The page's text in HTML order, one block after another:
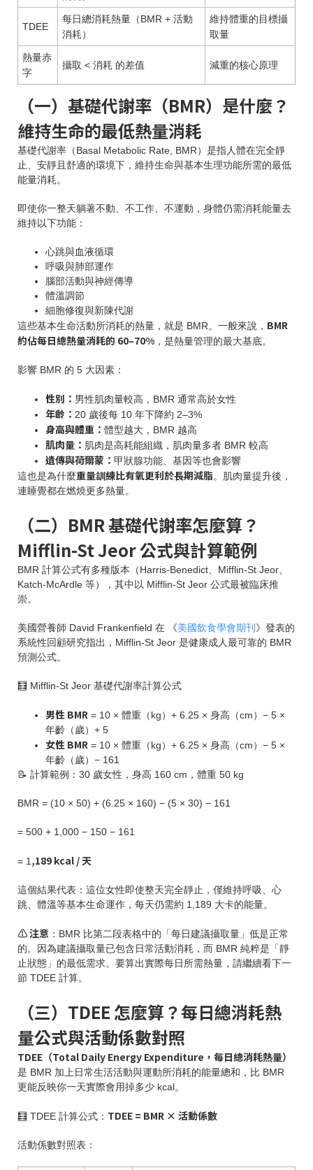
TDEE
每日總消耗熱量（BMR + 活動
消耗）
維持體重的目標攝
取量
熱量赤
字
攝取 < 消耗 的差值 減重的核心原理
（一）基礎代謝率（BMR）是什麼？
維持生命的最低熱量消耗
基礎代謝率（Basal Metabolic Rate, BMR）是指人體在完全靜
止、安靜且舒適的環境下，維持生命與基本生理功能所需的最低
能量消耗。
即使你一整天躺著不動、不工作、不運動，身體仍需消耗能量去
維持以下功能：
心跳與血液循環
呼吸與肺部運作
腦部活動與神經傳導
體溫調節
細胞修復與新陳代謝
這些基本生命活動所消耗的熱量，就是 BMR。一般來說， BMR
約佔每日總熱量消耗的 60–70% ，是熱量管理的最大基底。
影響 BMR 的 5 大因素：
性別： 男性肌肉量較高，BMR 通常高於女性
年齡： 20 歲後每 10 年下降約 2–3%
身高與體重： 體型越大，BMR 越高
肌肉量： 肌肉是高耗能組織，肌肉量多者 BMR 較高
遺傳與荷爾蒙： 甲狀腺功能、基因等也會影響
這也是為什麼重量訓練比有氧更利於長期減脂。肌肉量提升後，
連睡覺都在燃燒更多熱量。
（二）BMR 基礎代謝率怎麼算？
Mifflin-St Jeor 公式與計算範例
BMR 計算公式有多種版本（Harris-Benedict、Mifflin-St Jeor、
Katch-McArdle 等），其中以 Mifflin-St Jeor 公式最被臨床推
崇。
美國營養師 David Frankenfield 在 《美國飲食學會期刊 》發表的
系統性回顧研究指出，Mifflin-St Jeor 是健康成人最可靠的 BMR
預測公式。
🧮 Mifflin-St Jeor 基礎代謝率計算公式
男性 BMR = 10 × 體重（kg）+ 6.25 × 身高（cm）− 5 ×
年齡（歲）+ 5
女性 BMR = 10 × 體重（kg）+ 6.25 × 身高（cm）− 5 ×
年齡（歲）− 161
📝 計算範例：30 歲女性，身高 160 cm，體重 50 kg
BMR = (10 × 50) + (6.25 × 160) − (5 × 30) − 161
= 500 + 1,000 − 150 − 161
= 1 ,189 kcal / 天
這個結果代表：這位女性即使整天完全靜止，僅維持呼吸、心
跳、體溫等基本生命運作，每天仍需約 1,189 大卡的能量。
⚠️ 注意 ：BMR 比第二段表格中的「每日建議攝取量」低是正常
的。因為建議攝取量已包含日常活動消耗，而 BMR 純粹是「靜
止狀態」的最低需求。要算出實際每日所需熱量，請繼續看下一
節 TDEE 計算。
（三）TDEE 怎麼算？每日總消耗熱
量公式與活動係數對照
TDEE（Total Daily Energy Expenditure，每日總消耗熱量）
是 BMR 加上日常生活活動與運動所消耗的能量總和，比 BMR
更能反映你一天實際會用掉多少 kcal。
🧮 TDEE 計算公式： TDEE = BMR × 活動係數
活動係數對照表：